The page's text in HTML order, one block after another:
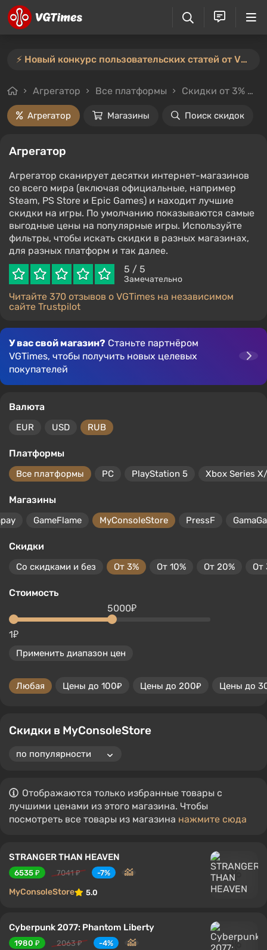
⚡️ Новый конкурс пользовательских статей от VGTimes — участвуйте тут ⚡️
Агрегатор Все платформы Скидки от 3%
Агрегатор Магазины Поиск скидок
Агрегатор
Агрегатор сканирует десятки интернет-магазинов
со всего мира (включая официальные, например
Steam, PS Store и Epic Games) и находит лучшие
скидки на игры. По умолчанию показываются самые
выгодные цены на популярные игры. Используйте
фильтры, чтобы искать скидки в разных магазинах,
для разных платформ и так далее.
5 / 5
Замечательно
Читайте 370 отзывов о VGTimes на независимом
сайте Trustpilot
У вас свой магазин? Станьте партнёром
VGTimes, чтобы получить новых целевых
покупателей
Валюта
EUR USD RUB
Платформы
Все платформы PC PlayStation 5 Xbox Series
Магазины
GameFlame MyConsoleStore PressF
Скидки
Со скидками и без От 3% От 10% От 20% От
Стоимость
1₽
5000₽
Применить диапазон цен
Любая Цены до 100₽ Цены до 200₽ Цены до
Скидки в MyConsoleStore
Отображаются только избранные товары с
лучшими ценами из этого магазина. Чтобы
посмотреть все товары из магазина нажмите сюда
STRANGER THAN HEAVEN
6535 ₽ 7041 ₽ -7%
MyConsoleStore 5.0
Cyberpunk 2077: Phantom Liberty
1980 ₽ 2063 ₽ -4%